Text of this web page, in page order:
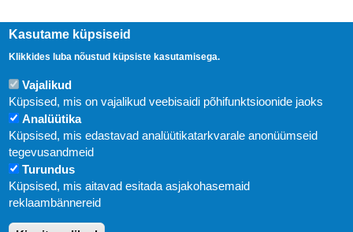
Uudised
KIRJASTUS PEGASUS OÜ © 2020
Paldiski mnt. 29 (A korpus VI korrus), Tallinn
Kasutame küpsiseid
Klikkides luba nõustud küpsiste kasutamisega.
Vajalikud
Küpsised, mis on vajalikud veebisaidi põhifunktsioonide jaoks
Analüütika
Küpsised, mis edastavad analüütikatarkvarale anonüümseid
tegevusandmeid
Turundus
Küpsised, mis aitavad esitada asjakohasemaid
reklaambännereid